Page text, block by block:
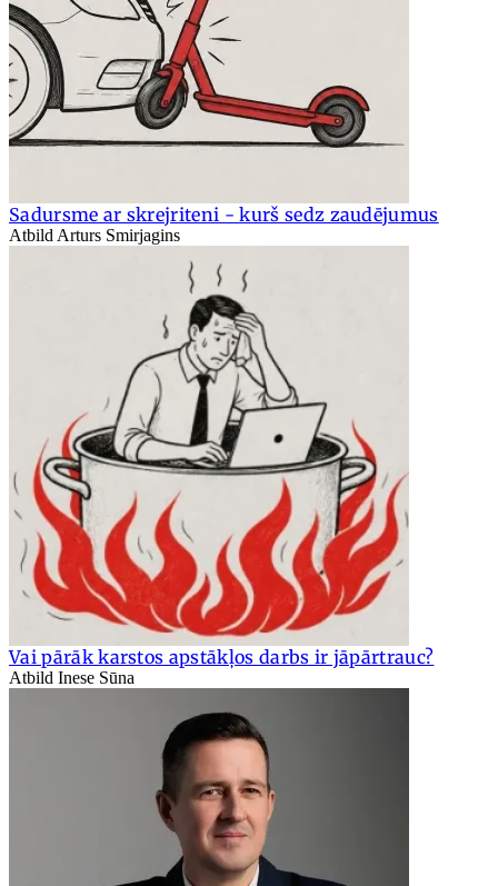
Sadursme ar skrejriteni - kurš sedz zaudējumus
Atbild Arturs Smirjagins
Vai pārāk karstos apstākļos darbs ir jāpārtrauc?
Atbild Inese Sūna